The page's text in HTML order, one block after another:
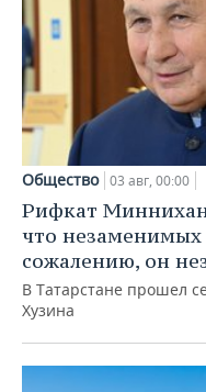
Общество 03 авг, 00:00
Рифкат
что
сожалению, он
В Татарстане прошел
Хузина